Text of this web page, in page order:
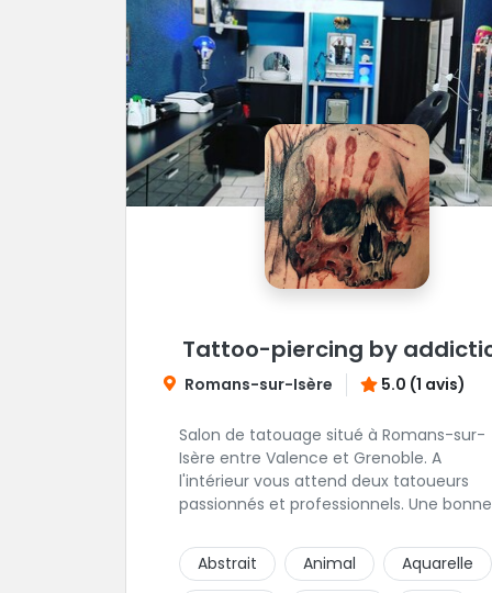
Tattoo-piercing by
Romans-sur-Isère 5.0 (1 avis)
Salon de tatouage situé à Romans-sur-
Isère entre Valence et Grenoble. A
l'intérieur vous attend deux tatoueurs
passionnés et professionnels. Une bonne
shop en compagnie de Angéline et Ludo.
Abstrait Animal
Aquarelle